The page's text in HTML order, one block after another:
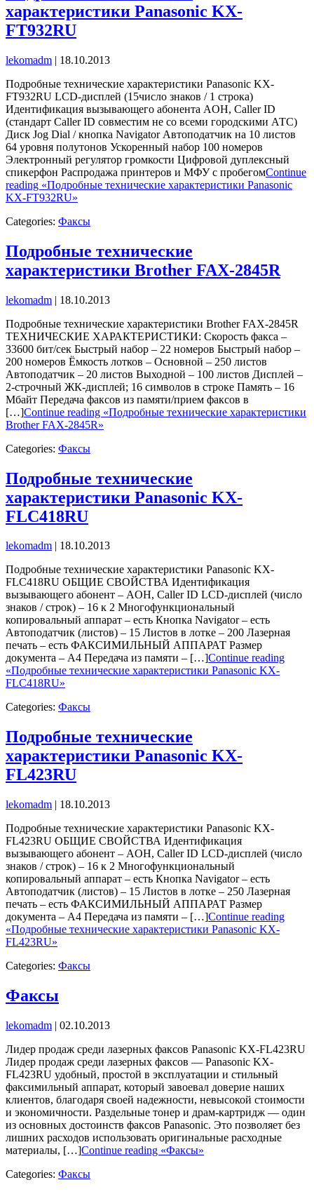
характеристики Panasonic KX-
FT932RU
lekomadm | 18.10.2013
Подробные технические характеристики Panasonic KX-
FT932RU LCD-дисплей (15число знаков / 1 строка)
Идентификация вызывающего абонента AOH, Caller ID
(стандарт Caller ID совместим не со всеми городскими АТС)
Диск Jog Dial / кнопка Navigator Автоподатчик на 10 листов
64 уровня полутонов Ускоренный набор 100 номеров
Электронный регулятор громкости Цифровой дуплексный
спикерфон Распродажа принтеров и МФУ с пробегомContinue
reading «Подробные технические характеристики Panasonic
KX-FT932RU»
Categories: Факсы
Подробные технические
характеристики Brother FAX-2845R
lekomadm | 18.10.2013
Подробные технические характеристики Brother FAX-2845R
ТЕХНИЧЕСКИЕ ХАРАКТЕРИСТИКИ: Скорость факса –
33600 бит/сек Быстрый набор – 22 номеров Быстрый набор –
200 номеров Ёмкость лотков – Основной – 250 листов
Автоподатчик – 20 листов Выходной – 100 листов Дисплей –
2-строчный ЖК-дисплей; 16 символов в строке Память – 16
Мбайт Передача факсов из памяти/прием факсов в
[…]Continue reading «Подробные технические характеристики
Brother FAX-2845R»
Categories: Факсы
Подробные технические
характеристики Panasonic KX-
FLC418RU
lekomadm | 18.10.2013
Подробные технические характеристики Panasonic KX-
FLC418RU ОБЩИЕ СВОЙСТВА Идентификация
вызывающего абонент – AOH, Caller ID LCD-дисплей (число
знаков / строк) – 16 к 2 Многофункциональный
копировальный аппарат – есть Кнопка Navigator – есть
Автоподатчик (листов) – 15 Листов в лотке – 200 Лазерная
печать – есть ФАКСИМИЛЬНЫЙ АППАРАТ Размер
документа – А4 Передача из памяти – […]Continue reading
«Подробные технические характеристики Panasonic KX-
FLC418RU»
Categories: Факсы
Подробные технические
характеристики Panasonic KX-
FL423RU
lekomadm | 18.10.2013
Подробные технические характеристики Panasonic KX-
FL423RU ОБЩИЕ СВОЙСТВА Идентификация
вызывающего абонент – AOH, Caller ID LCD-дисплей (число
знаков / строк) – 16 к 2 Многофункциональный
копировальный аппарат – есть Кнопка Navigator – есть
Автоподатчик (листов) – 15 Листов в лотке – 250 Лазерная
печать – есть ФАКСИМИЛЬНЫЙ АППАРАТ Размер
документа – А4 Передача из памяти – […]Continue reading
«Подробные технические характеристики Panasonic KX-
FL423RU»
Categories: Факсы
Факсы
lekomadm | 02.10.2013
Лидер продаж среди лазерных факсов Panasonic KX-FL423RU
Лидер продаж среди лазерных факсов — Panasonic KX-
FL423RU удобный, простой в эксплуатации и стильный
факсимильный аппарат, который завоевал доверие наших
клиентов, благодаря своей надежности, невысокой стоимости
и экономичности. Раздельные тонер и драм-картридж — один
из основных достоинств факсов Panasonic. Это позволяет без
лишних расходов использовать оригинальные расходные
материалы, […]Continue reading «Факсы»
Categories: Факсы